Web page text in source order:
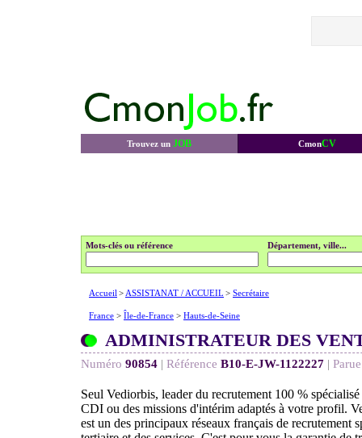
Trouvez un JOB CmonCV
Mots-clés ou référence Département, ville...
Accueil > ASSISTANAT / ACCUEIL > Secrétaire
France > Île-de-France > Hauts-de-Seine
ADMINISTRATEUR DES
Numéro 90854 | Référence B10-E-JW-1122227 |
Seul Vediorbis, leader du recrutement 100 %
CDI ou des missions d'intérim adaptés à votre profil.
est un des principaux réseaux français de recrutement